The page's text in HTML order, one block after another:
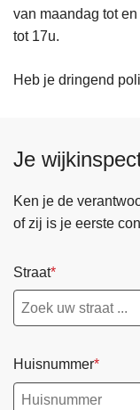
van maandag tot
tot 17u.
Heb je dringend
Je
Ken je de
of zij is je eerste
Straat
Huisnummer